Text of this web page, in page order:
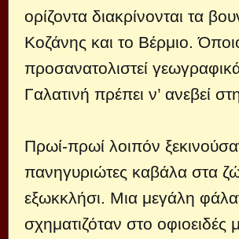
ορίζοντα διακρίνονται τα
Κοζάνης και το Βέρμιο.
προσανατολιστεί
Γαλατινή πρέπει ν’ ανεβεί
Πρωί-πρωί λοιπόν
πανηγυριώτες καβάλα στα
εξωκκλήσι. Μια μεγάλη
σχηματιζόταν στο οφιοειδές